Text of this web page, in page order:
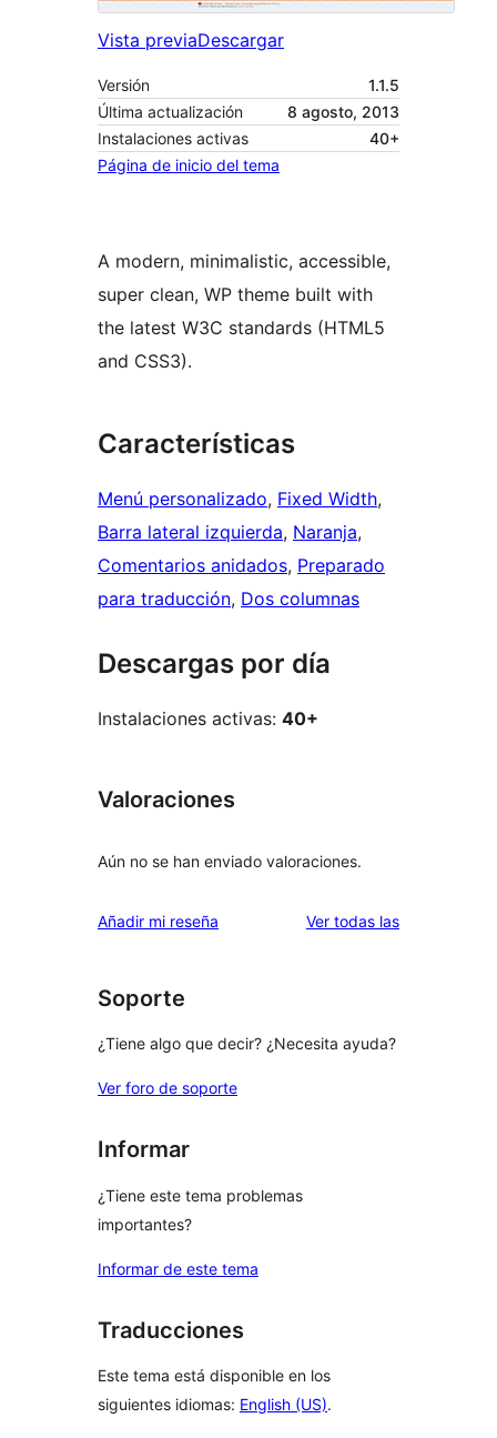
Vista previaDescargar
Versión
1.1.5
Última actualización
8 agosto, 2013
Instalaciones activas
40+
Página de inicio del tema
A modern, minimalistic, accessible,
super clean, WP theme built with
the latest W3C standards (HTML5
and CSS3).
Características
Menú personalizado, Fixed Width
Barra lateral izquierda, Naranja
Comentarios anidados, Preparado
para traducción, Dos columnas
Descargas por día
Instalaciones activas: 40+
Valoraciones
Aún no se han enviado valoraciones.
Añadir mi reseña Ver todas lasvaloraciones
Soporte
¿Tiene algo que decir? ¿Necesita ayuda?
Ver foro de soporte
Informar
¿Tiene este tema problemas
importantes?
Informar de este tema
Traducciones
Este tema está disponible en los
siguientes idiomas: English (US).